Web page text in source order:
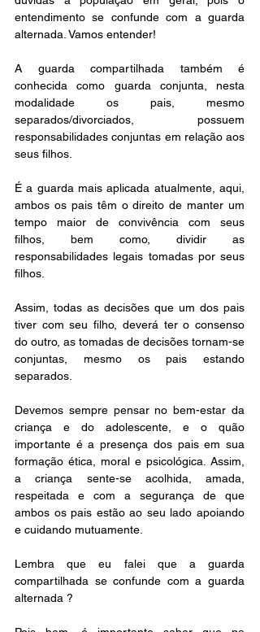
entendimento se confunde com a guarda
alternada. Vamos entender!
A guarda compartilhada também é
conhecida como guarda conjunta, nesta
modalidade os pais, mesmo
separados/divorciados, possuem
responsabilidades conjuntas em relação aos
seus filhos.
É a guarda mais aplicada atualmente, aqui,
ambos os pais têm o direito de manter um
tempo maior de convivência com seus
filhos, bem como, dividir as
responsabilidades legais tomadas por seus
filhos.
Assim, todas as decisões que um dos pais
tiver com seu filho, deverá ter o consenso
do outro, as tomadas de decisões tornam-se
conjuntas, mesmo os pais estando
separados.
Devemos sempre pensar no bem-estar da
criança e do adolescente, e o quão
importante é a presença dos pais em sua
formação ética, moral e psicológica. Assim,
a criança sente-se acolhida, amada,
respeitada e com a segurança de que
ambos os pais estão ao seu lado apoiando
e cuidando mutuamente.
Lembra que eu falei que a guarda
compartilhada se confunde com a guarda
alternada ?